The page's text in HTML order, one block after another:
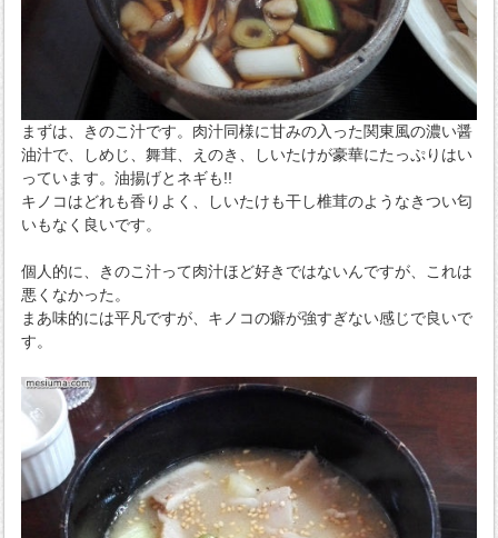
まずは、きのこ汁です。肉汁同様に甘みの入った関東風の濃い醤
油汁で、しめじ、舞茸、えのき、しいたけが豪華にたっぷりはい
っています。油揚げとネギも!!
キノコはどれも香りよく、しいたけも干し椎茸のようなきつい匂
いもなく良いです。
個人的に、きのこ汁って肉汁ほど好きではないんですが、これは
悪くなかった。
まあ味的には平凡ですが、キノコの癖が強すぎない感じで良いで
す。